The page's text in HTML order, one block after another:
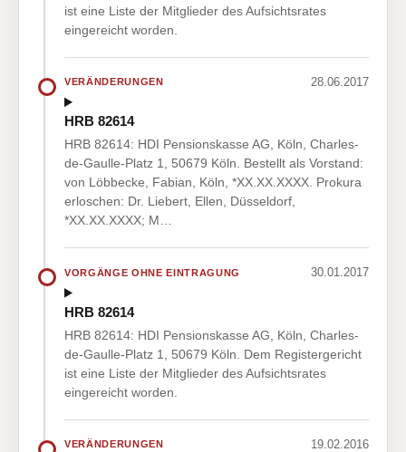
ist eine Liste der Mitglieder des Aufsichtsrates
eingereicht worden.
VERÄNDERUNGEN 28.06.2017
HRB 82614
HRB 82614: HDI Pensionskasse AG, Köln, Charles-
de-Gaulle-Platz 1, 50679 Köln. Bestellt als Vorstand:
von Löbbecke, Fabian, Köln, *XX.XX.XXXX. Prokura
erloschen: Dr. Liebert, Ellen, Düsseldorf,
*XX.XX.XXXX; M…
VORGÄNGE OHNE EINTRAGUNG 30.01.2017
HRB 82614
HRB 82614: HDI Pensionskasse AG, Köln, Charles-
de-Gaulle-Platz 1, 50679 Köln. Dem Registergericht
ist eine Liste der Mitglieder des Aufsichtsrates
eingereicht worden.
VERÄNDERUNGEN 19.02.2016